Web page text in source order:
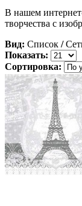
В нашем
творчества с
Вид: Список /
Показать:
Сортировка: